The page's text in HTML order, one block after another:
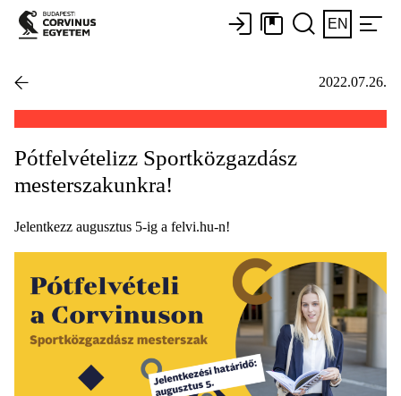
EN
2022.07.26.
Pótfelvételizz Sportközgazdász
mesterszakunkra!
Jelentkezz augusztus 5-ig a felvi.hu-n!